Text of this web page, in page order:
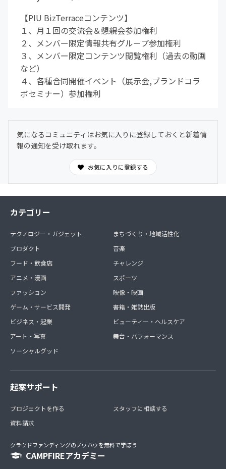
【PIU BizTerraceコンテンツ】
１、月１回の交流会＆懇親会参加権利
２、メンバー限定情報共有グループ参加権利
３、メンバー限定コンテンツ閲覧権利（過去の動画
など）
４、各種合同開催イベント（展示会,ブランドコラ
ボセミナー）参加権利
気になるコミュニティはお気に入りに登録しておくと新着情
報の通知を受け取れます。
お気に入りに登録する
カテゴリー
テクノロジー・ガジェット
プロダクト
フード・飲食店
アニメ・漫画
ファッション
ゲーム・サービス開発
ビジネス・起業
アート・写真
ソーシャルグッド
まちづくり・地域活性化
音楽
チャレンジ
スポーツ
映像・映画
書籍・雑誌出版
ビューティー・ヘルスケア
舞台・パフォーマンス
起案サポート
プロジェクトを作る
資料請求
スタッフに相談する
クラウドファンディングのノウハウを無料で学ぼう
CAMPFIREアカデミー